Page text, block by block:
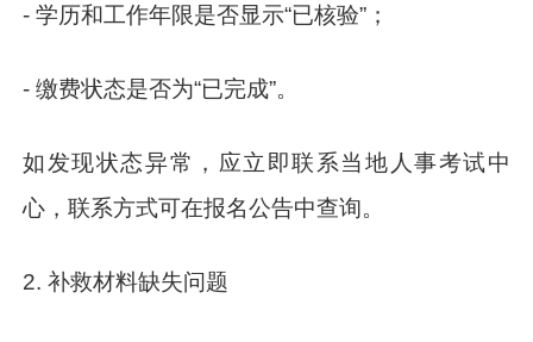
- 学历和工作年限是否显示“已核验”；
- 缴费状态是否为“已完成”。
如发现状态异常，应立即联系当地人事考试中
心，联系方式可在报名公告中查询。
2. 补救材料缺失问题